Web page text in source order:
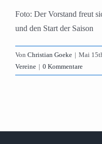
Foto: Der Vorstand freut
und den Start der Saison
Von Christian Goeke | Mai
Vereine | 0 Kommentare